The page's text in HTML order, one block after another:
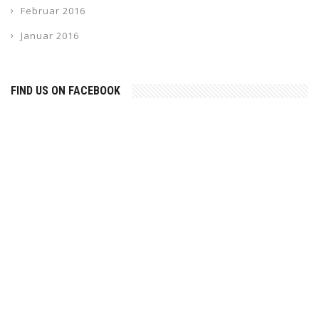
Februar 2016
Januar 2016
FIND US ON FACEBOOK